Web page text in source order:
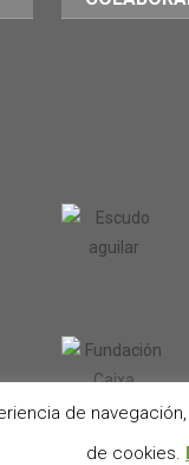
de
de cookies.